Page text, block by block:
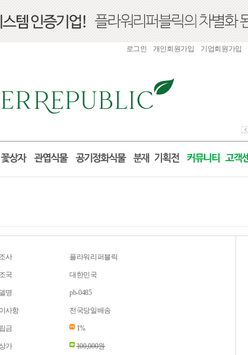
로그인 개인회원가입 기업회원가입
사 플라워리퍼블릭
국 대한민국
명 pb-0485
사항 전국당일배송
금 1%
가 100,000원